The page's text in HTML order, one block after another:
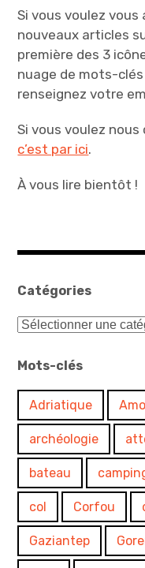
Si vous voulez
nouveaux articles
première des 3
nuage de mots-
renseignez votre
Si vous voulez
c’est par ici.
À vous lire bientôt !
Catégories
Catégories
Mots-clés
Adriatique
archéologie
bateau
col Corfou
Gaziantep